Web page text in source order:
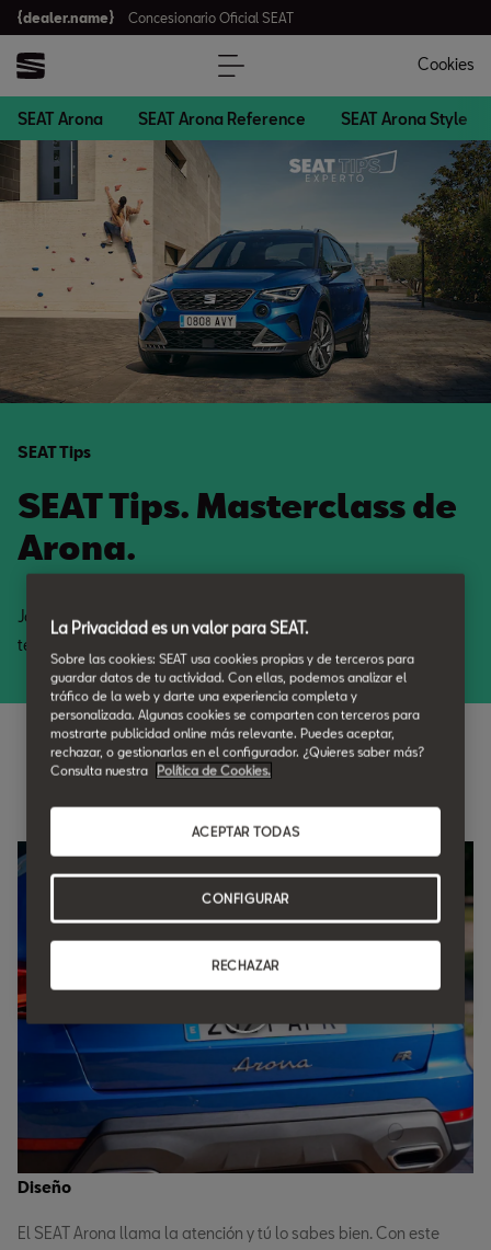
{dealer.name} Concesionario Oficial SEAT
Cookies
SEAT Arona SEAT Arona Reference SEAT Arona Style
SEAT Tips
SEAT Tips. Masterclass de
Arona.
Jaime Herrera te lo cuenta todo de tu SEAT Arona, para que
tengas toda la información. No te pierdas este vídeo.
Diseño y habitabilidad
Diseño
El SEAT Arona llama la atención y tú lo sabes bien. Con este
La Privacidad es un valor para SEAT.
Sobre las cookies: SEAT usa cookies propias y de terceros para
guardar datos de tu actividad. Con ellas, podemos analizar el
tráfico de la web y darte una experiencia completa y
personalizada. Algunas cookies se comparten con terceros para
mostrarte publicidad online más relevante. Puedes aceptar,
rechazar, o gestionarlas en el configurador. ¿Quieres saber más?
Consulta nuestra
Política de Cookies.
RECHAZAR
ACEPTAR TODAS
CONFIGURAR